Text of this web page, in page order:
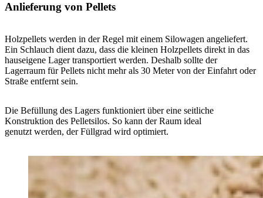
Anlieferung von Pellets
Holzpellets werden in der Regel mit einem Silowagen angeliefert.
Ein Schlauch dient dazu, dass die kleinen Holzpellets direkt in das
hauseigene Lager transportiert werden. Deshalb sollte der
Lagerraum für Pellets nicht mehr als 30 Meter von der Einfahrt oder
Straße entfernt sein.
Die Befüllung des Lagers funktioniert über eine seitliche
Konstruktion des Pelletsilos. So kann der Raum ideal
genutzt werden, der Füllgrad wird optimiert.